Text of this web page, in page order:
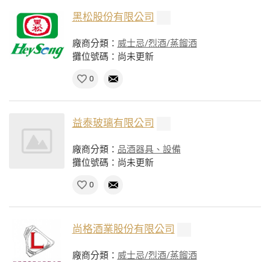
黑松股份有限公司
廠商分類： 威士忌/烈酒/蒸餾酒
攤位號碼：尚未更新
0
益泰玻璃有限公司
廠商分類： 品酒器具、設備
攤位號碼：尚未更新
0
尚格酒業股份有限公司
廠商分類： 威士忌/烈酒/蒸餾酒